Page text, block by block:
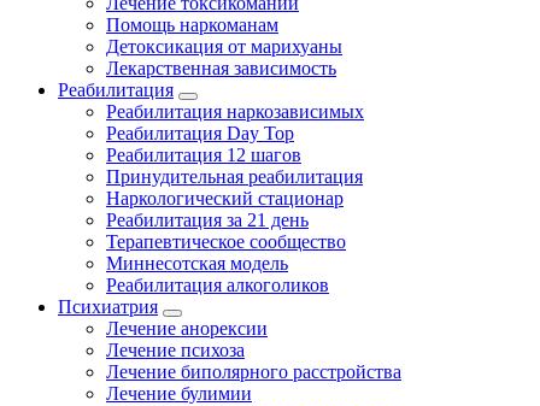
Помощь наркоманам
Детоксикация от марихуаны
Лекарственная зависимость
Реабилитация
Реабилитация наркозависимых
Реабилитация Day Top
Реабилитация 12 шагов
Принудительная реабилитация
Наркологический стационар
Реабилитация за 21 день
Терапевтическое сообщество
Миннесотская модель
Реабилитация алкоголиков
Психиатрия
Лечение анорексии
Лечение психоза
Лечение биполярного расстройства
Лечение булимии